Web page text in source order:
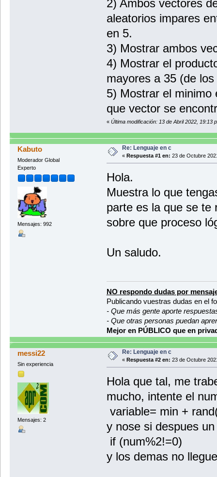
2) Ambos vectores
aleatorios impares
en 5.
3) Mostrar ambos
4) Mostrar el
mayores a 35 (de
5) Mostrar el minimo
que vector se
« Última modificación: 13 de Abril 2022, 19:13
Kabuto
Moderador Global
Experto
Mensajes: 992
Re: Lenguaje en c
« Respuesta #1 en: 23 de Octubre
Hola.
Muestra lo que
parte es la que se te
sobre que proceso
Un saludo.
NO respondo dudas por
Publicando vuestras dudas en el
- Que más gente aporte
- Que otras personas puedan
Mejor en PÚBLICO que en
messi22
Sin experiencia
Mensajes: 2
Re: Lenguaje en c
« Respuesta #2 en: 23 de Octubre
Hola que tal, me
mucho, intente el
variable= min +
y nose si despues
if (num%2!=0)
y los demas no llegue